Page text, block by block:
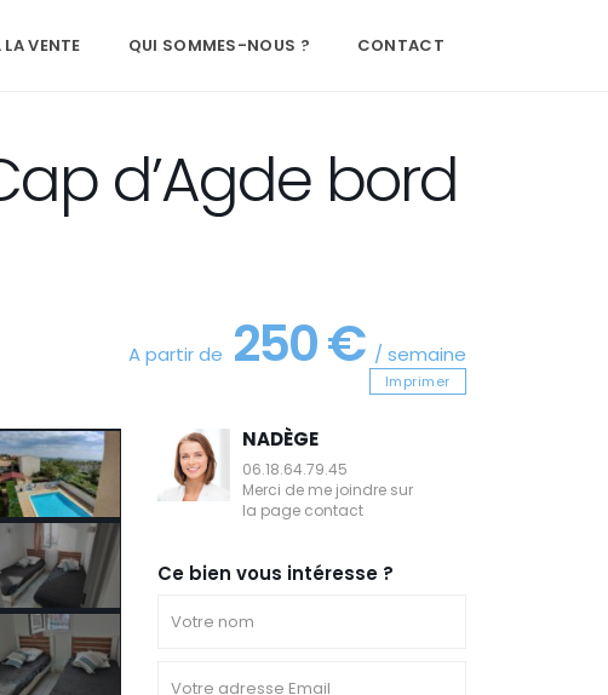
LA VENTE QUI SOMMES-NOUS ? CONTACT
d’Agde bord
A partir de 250 € / semaine
Imprimer
NADÈGE
06.18.64.79.45
Merci de me joindre sur
la page contact
Ce bien vous intéresse ?